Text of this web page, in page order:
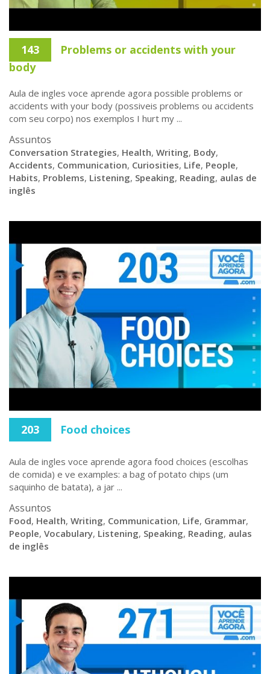
143
Problems or accidents with your
body
Aula de ingles voce aprende agora possible problems or
accidents with your body (possiveis problems ou accidents
com seu corpo) nos exemplos I hurt my ...
Assuntos
Conversation Strategies, Health, Writing, Body,
Accidents, Communication, Curiosities, Life, People,
Habits, Problems, Listening, Speaking, Reading, aulas de
inglês
203 Food choices
Aula de ingles voce aprende agora food choices (escolhas
de comida) e ve examples: a bag of potato chips (um
saquinho de batata), a jar ...
Assuntos
Food, Health, Writing, Communication, Life, Grammar,
People, Vocabulary, Listening, Speaking, Reading, aulas
de inglês